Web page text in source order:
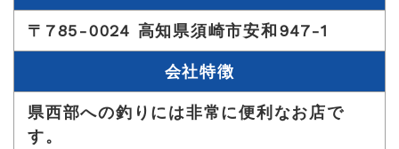
〒785-0024 高知県須崎市安和947-1
会社特徴
県西部への釣りには非常に便利なお店で
す。